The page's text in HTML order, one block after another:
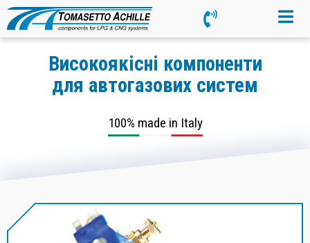
Високоякісні компоненти
для автогазових систем
100% made in Italy